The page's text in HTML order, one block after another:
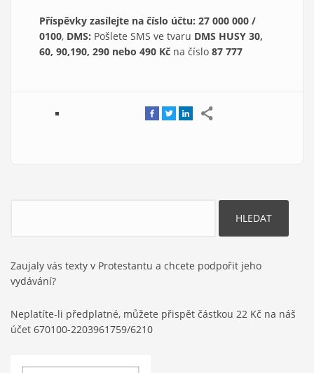
Příspěvky zasílejte na číslo účtu: 27 000 000 /
0100, DMS: Pošlete SMS ve tvaru DMS HUSY 30,
60, 90,190, 290 nebo 490 Kč na číslo 87 777
Zaujaly vás texty v Protestantu a chcete podpořit jeho
vydávání?
Neplatíte-li předplatné, můžete přispět částkou 22 Kč na náš
účet 670100-2203961759/6210